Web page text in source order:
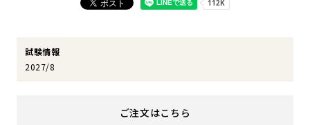
試験情報
2027/8
ご注文はこちら